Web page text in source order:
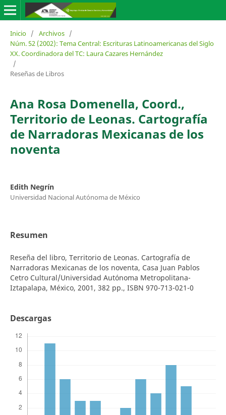
Inicio / Archivos /
Núm. 52 (2002): Tema Central: Escrituras Latinoamericanas del Siglo
XX. Coordinadora del TC: Laura Cazares Hernández
/
Reseñas de Libros
Ana Rosa Domenella, Coord.,
Territorio de Leonas. Cartografía
de Narradoras Mexicanas de los
noventa
Edith Negrín
Universidad Nacional Autónoma de México
Resumen
Reseña del libro, Territorio de Leonas. Cartografía de
Narradoras Mexicanas de los noventa, Casa Juan Pablos
Cetro Cultural/Universidad Autónoma Metropolitana-
Iztapalapa, México, 2001, 382 pp., ISBN 970-713-021-0
Descargas